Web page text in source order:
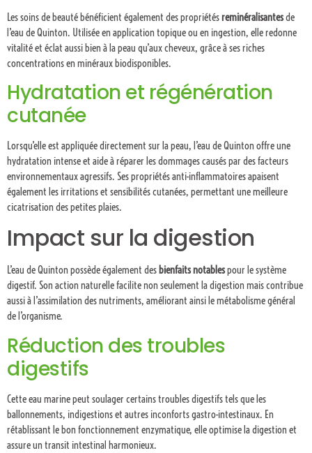
Les soins de beauté bénéficient également des propriétésreminéralisantesde
l’eau de Quinton. Utilisée en application topique ou en ingestion, elle redonne
vitalité et éclat aussi bien à la peau qu’aux cheveux, grâce à ses riches
concentrations en minéraux biodisponibles.
Hydratation et régénération
cutanée
Lorsqu’elle est appliquée directement sur la peau, l’eau de Quinton offre une
hydratation intense et aide à réparer les dommages causés par des facteurs
environnementaux agressifs. Ses propriétés anti-inflammatoires apaisent
également les irritations et sensibilités cutanées, permettant une meilleure
cicatrisation des petites plaies.
Impact sur la digestion
L’eau de Quinton possède également des bienfaits notablespour le système
digestif. Son action naturelle facilite non seulement la digestion mais contribue
aussi à l’assimilation des nutriments, améliorant ainsi le métabolisme général
de l’organisme.
Réduction des troubles
digestifs
Cette eau marine peut soulager certains troubles digestifs tels que les
ballonnements, indigestions et autres inconforts gastro-intestinaux. En
rétablissant le bon fonctionnement enzymatique, elle optimise la digestion et
assure un transit intestinal harmonieux.